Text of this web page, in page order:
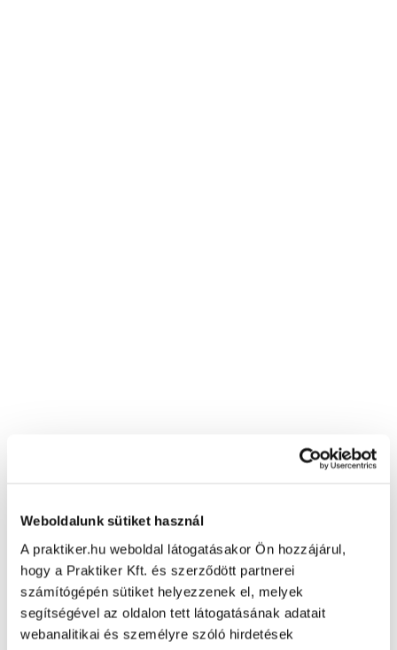
Weboldalunk sütiket használ
A praktiker.hu weboldal látogatásakor Ön hozzájárul,
hogy a Praktiker Kft. és szerződött partnerei
számítógépén sütiket helyezzenek el, melyek
segítségével az oldalon tett látogatásának adatait
webanalitikai és személyre szóló hirdetések